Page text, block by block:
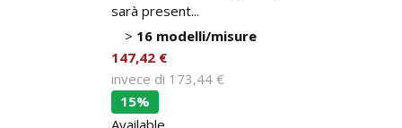
sarà present...
> 16 modelli/misure
147,42 €
invece di 173,44 €
15%
Available
Armadi e mobiletti
Pavimentazione tatami
Interior color design & feng shui